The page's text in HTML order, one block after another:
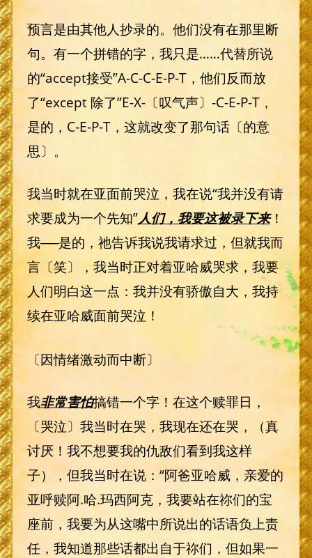
预言是由其他人抄录的。他们没有在那里断
句。有一个拼错的字，我只是……代替所说
的“accept接受”A-C-C-E-P-T，他们反而放
了“except 除了”E-X-〔叹气声〕-C-E-P-T，
是的，C-E-P-T，这就改变了那句话〔的意
思〕。
我当时就在亚面前哭泣，我在说“我并没有请
求要成为一个先知”人们，我要这被录下来！
我──是的，祂告诉我说我请求过，但就我而
言〔笑〕，我当时正对着亚哈威哭求，我要
人们明白这一点：我并没有骄傲自大，我持
续在亚哈威面前哭泣！
〔因情绪激动而中断〕
我非常害怕搞错一个字！在这个赎罪日，
〔哭泣〕我当时在哭，我现在还在哭，（真
讨厌！我不想要我的仇敌们看到我这样
子），但我当时在说：“阿爸亚哈威，亲爱的
亚呼赎阿.哈.玛西阿克，我要站在祢们的宝
座前，我要为从这嘴中所说出的话语负上责
任，我知道那些话都出自于祢们，但如果一